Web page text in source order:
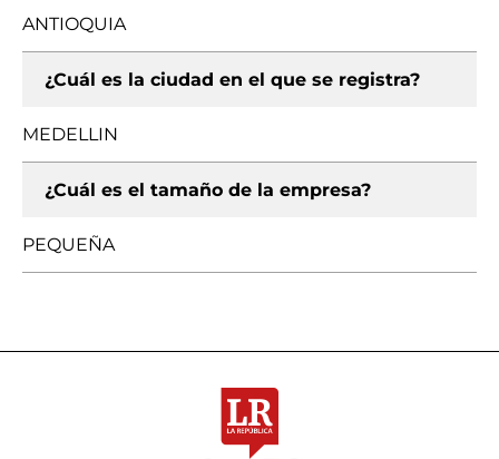
ANTIOQUIA
¿Cuál es la ciudad en el que se registra?
MEDELLIN
¿Cuál es el tamaño de la empresa?
PEQUEÑA